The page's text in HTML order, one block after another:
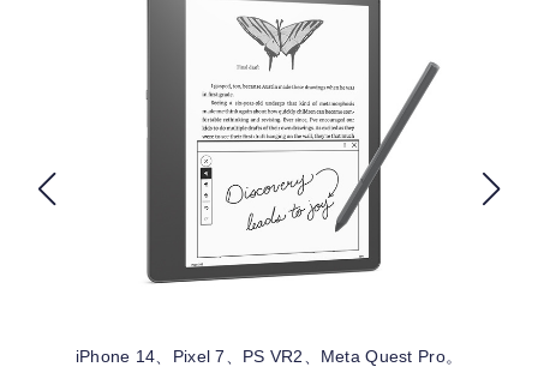
公式ストア
FOLLOW US
iPhone 14、Pixel 7、PS VR2、Meta Quest Pro。